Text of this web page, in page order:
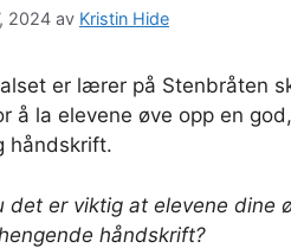
2024 av Kristin Hide
er lærer på Stenbråten
å la elevene øve opp en
håndskrift.
det er viktig at elevene dine
håndskrift?